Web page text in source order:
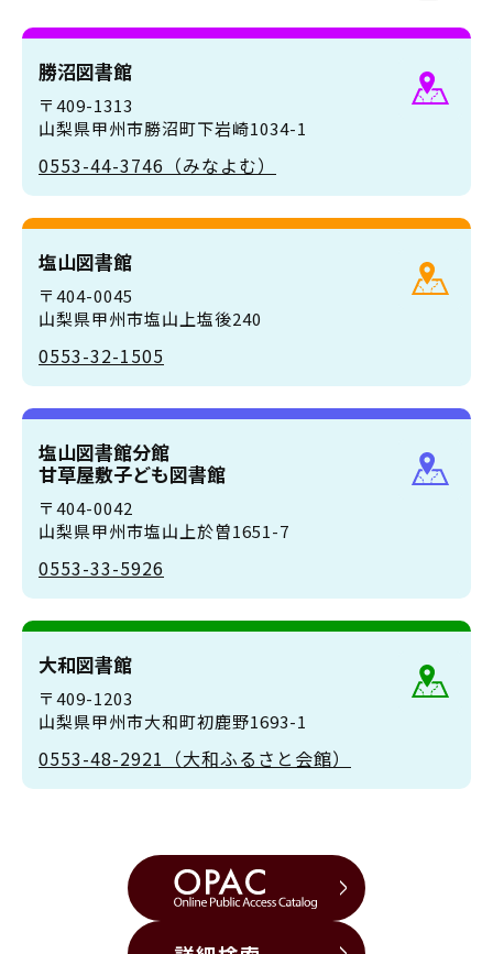
勝沼図書館
〒409-1313
山梨県甲州市勝沼町下岩崎1034-1
0553-44-3746（みなよむ）
塩山図書館
〒404-0045
山梨県甲州市塩山上塩後240
0553-32-1505
塩山図書館分館
甘草屋敷子ども図書館
〒404-0042
山梨県甲州市塩山上於曽1651-7
0553-33-5926
大和図書館
〒409-1203
山梨県甲州市大和町初鹿野1693-1
0553-48-2921（大和ふるさと会館）